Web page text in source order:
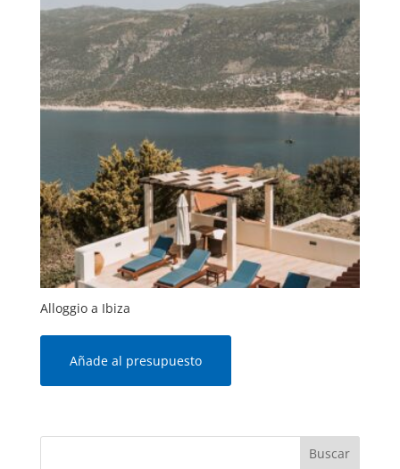
Alloggio a Ibiza
Añade al presupuesto